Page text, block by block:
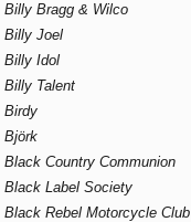
Billy Bragg & Wilco
Billy Joel
Billy Idol
Billy Talent
Birdy
Björk
Black Country Communion
Black Label Society
Black Rebel Motorcycle Club